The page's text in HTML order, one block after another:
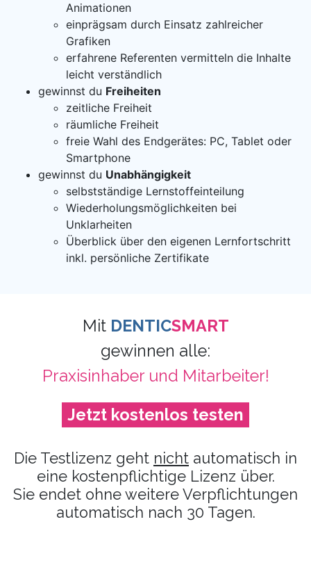
Animationen
einprägsam durch Einsatz zahlreicher
Grafiken
erfahrene Referenten vermitteln die Inhalte
leicht verständlich
gewinnst du Freiheiten
zeitliche Freiheit
räumliche Freiheit
freie Wahl des Endgerätes: PC, Tablet oder
Smartphone
gewinnst du Unabhängigkeit
selbstständige Lernstoffeinteilung
Wiederholungsmöglichkeiten bei
Unklarheiten
Überblick über den eigenen Lernfortschritt
inkl. persönliche Zertifikate
Mit DENTICSMART
gewinnen alle:
Praxisinhaber und Mitarbeiter!
Jetzt kostenlos testen
Die Testlizenz geht nicht automatisch in
eine kostenpflichtige Lizenz über.
Sie endet ohne weitere Verpflichtungen
automatisch nach 30 Tagen.